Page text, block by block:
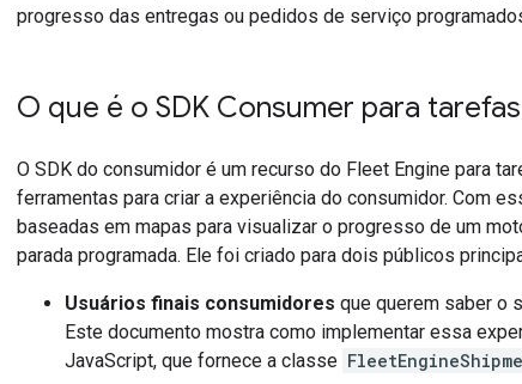
progresso das entregas ou pedidos de serviço
O que é o SDK Consumer para
O SDK do consumidor é um recurso do Fleet Engine para
ferramentas para criar a experiência do consumidor. Com
baseadas em mapas para visualizar o progresso de um
parada programada. Ele foi criado para dois públicos
Usuários finais consumidores que querem saber o
Este documento mostra como implementar essa
JavaScript, que fornece a classe